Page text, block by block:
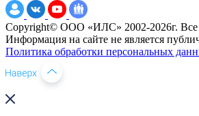
Copyright© ООО «ИЛС» 2002-2026г.
Информация на сайте не является
Политика обработки персональных